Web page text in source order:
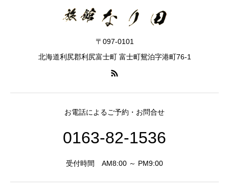
〒097-0101
北海道利尻郡利尻富士町 富士町鴛泊字港町76-1
お電話によるご予約・お問合せ
0163-82-1536
受付時間 AM8:00 ～ PM9:00